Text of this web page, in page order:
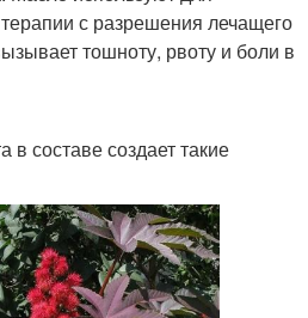
с разрешения лечащего
тошноту, рвоту и боли в
в составе создает такие